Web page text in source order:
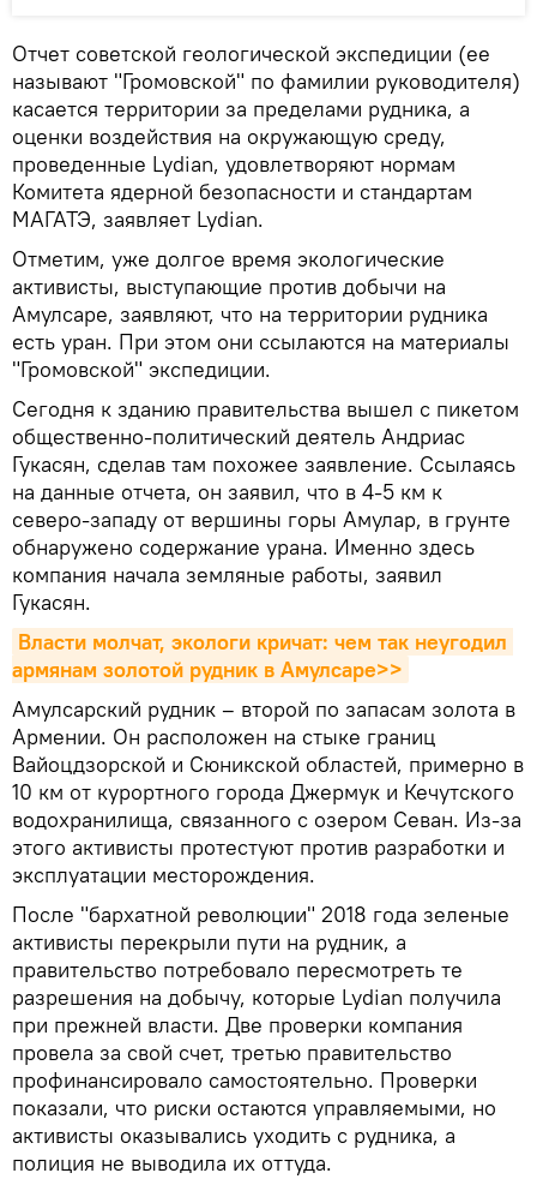
Отчет советской геологической экспедиции (ее
называют "Громовской" по фамилии руководителя)
касается территории за пределами рудника, а
оценки воздействия на окружающую среду,
проведенные Lydian, удовлетворяют нормам
Комитета ядерной безопасности и стандартам
МАГАТЭ, заявляет Lydian.
Отметим, уже долгое время экологические
активисты, выступающие против добычи на
Амулсаре, заявляют, что на территории рудника
есть уран. При этом они ссылаются на материалы
"Громовской" экспедиции.
Сегодня к зданию правительства вышел с пикетом
общественно-политический деятель Андриас
Гукасян, сделав там похожее заявление. Ссылаясь
на данные отчета, он заявил, что в 4-5 км к
северо-западу от вершины горы Амулар, в грунте
обнаружено содержание урана. Именно здесь
компания начала земляные работы, заявил
Гукасян.
Власти молчат, экологи кричат: чем так неугодил
армянам золотой рудник в Амулсаре>>
Амулсарский рудник – второй по запасам золота в
Армении. Он расположен на стыке границ
Вайоцдзорской и Сюникской областей, примерно в
10 км от курортного города Джермук и Кечутского
водохранилища, связанного с озером Севан. Из-за
этого активисты протестуют против разработки и
эксплуатации месторождения.
После "бархатной революции" 2018 года зеленые
активисты перекрыли пути на рудник, а
правительство потребовало пересмотреть те
разрешения на добычу, которые Lydian получила
при прежней власти. Две проверки компания
провела за свой счет, третью правительство
профинансировало самостоятельно. Проверки
показали, что риски остаются управляемыми, но
активисты оказывались уходить с рудника, а
полиция не выводила их оттуда.